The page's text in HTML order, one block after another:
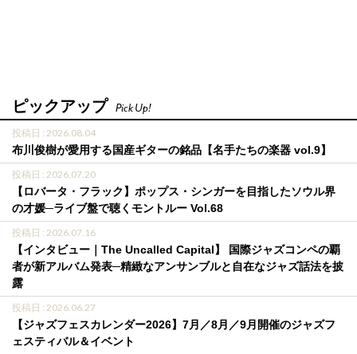
ピックアップ Pick Up!
投稿日 : 2026.08.04
布川俊樹が愛用する国産ギターの銘品【名手たちの楽器 vol.9】
投稿日 : 2026.07.20
【ロバータ・フラック】ポップス・シンガーを目指したソウル界
の才媛─ライブ盤で聴くモントルー Vol.68
投稿日 : 2026.07.16
【インタビュー｜The Uncalled Capital】 国際ジャズコンペの覇
者が新アルバム発表─精緻なアンサンブルと自在なジャズ話法を披
露
投稿日 : 2026.06.27
【ジャズフェスカレンダー2026】7月／8月／9月開催のジャズフ
ェスティバル＆イベント